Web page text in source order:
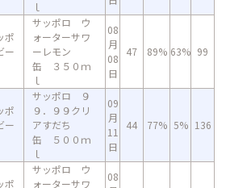
ｌ
ポ
ー
サッポロ ウ
ォーターサワ
ーレモン
缶 ３５０ｍ
ｌ
08
月
08
日
47 89% 63% 99
ポ
ー
サッポロ ９
９．９９クリ
アすだち
缶 ５００ｍ
ｌ
09
月
11
日
44 77% 5% 136
ポ
サッポロ ウ
ォーターサワ
08